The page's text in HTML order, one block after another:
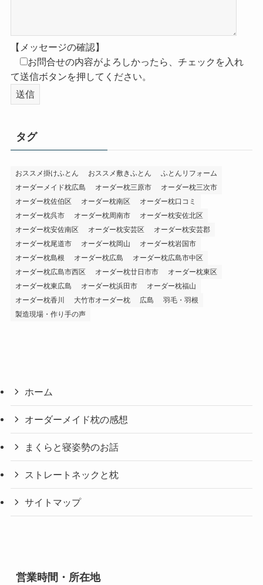
【メッセージの確認】
お問合せの内容がよろしかったら、チェックを入れ
て送信ボタンを押してください。
タグ
おススメ掛けふとん おススメ敷きふとん
ふとんリフォーム
オーダーメイド枕広島
オーダー枕三原市
オーダー枕三次市
オーダー枕佐伯区
オーダー枕南区
オーダー枕口コミ
オーダー枕呉市
オーダー枕周南市
オーダー枕安佐北区
オーダー枕安佐南区
オーダー枕安芸区
オーダー枕安芸郡
オーダー枕尾道市
オーダー枕岡山
オーダー枕岩国市
オーダー枕島根
オーダー枕広島
オーダー枕広島市中区
オーダー枕広島市西区
オーダー枕廿日市市
オーダー枕東区
オーダー枕東広島
オーダー枕浜田市
オーダー枕福山
オーダー枕香川
大竹市オーダー枕 広島
羽毛・羽根
製造現場・作り手の声
ホーム
オーダーメイド枕の感想
まくらと寝姿勢のお話
ストレートネックと枕
サイトマップ
営業時間・所在地